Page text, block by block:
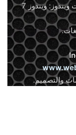
متطلبات التشغيل: يدعم جميع إصدارات ويندوز: ويندوز 7
والتصميم.